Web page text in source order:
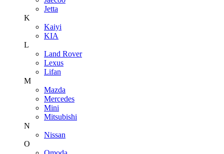
Jetta
K
Kaiyi
KIA
L
Land Rover
Lexus
Lifan
M
Mazda
Mercedes
Mini
Mitsubishi
N
Nissan
O